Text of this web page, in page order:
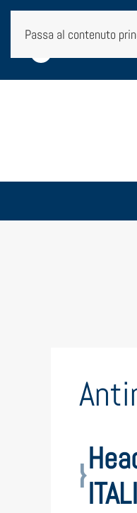
Passa al contenuto
Seguici sui social: